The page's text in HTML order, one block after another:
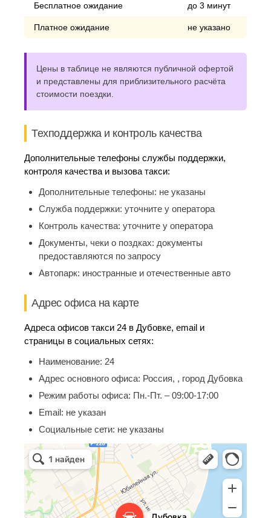
Бесплатное ожидание до 3 минут
Платное ожидание не указано
Цены в таблице не являются публичной офертой
и представлены для приблизительного расчёта
стоимости поездки.
Техподдержка и контроль качества
Дополнительные телефоны службы поддержки,
контроля качества и вызова такси:
Дополнительные телефоны: не указаны
Служба поддержки: уточните у оператора
Контроль качества: уточните у оператора
Документы, чеки о поздках: документы
предоставляются по запросу
Автопарк: иностранные и отечественные авто
Адрес офиса на карте
Адреса офисов такси 24 в Дубовке, email и
страницы в социальных сетях:
Наименование: 24
Адрес основного офиса: Россия, , город Дубовка
Режим работы офиса: Пн.-Пт. – 09:00-17:00
Email: не указан
Социальные сети: не указаны